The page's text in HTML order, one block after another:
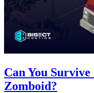
Can You
Zomboid?